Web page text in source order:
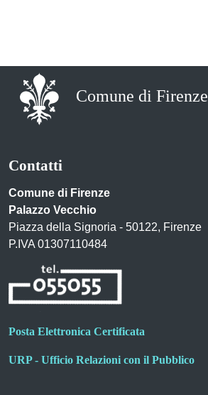
Comune di Firenze
Contatti
Comune di Firenze
Palazzo Vecchio
Piazza della Signoria - 50122, Firenze
P.IVA 01307110484
Posta Elettronica Certificata
URP - Ufficio Relazioni con il Pubblico